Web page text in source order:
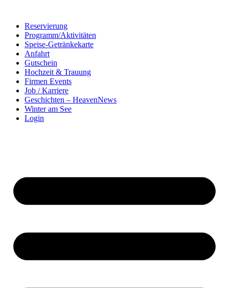
springenReservierung
Programm/Aktivitäten
Speise-Getränkekarte
Anfahrt
Gutschein
Hochzeit & Trauung
Firmen Events
Job / Karriere
Geschichten – HeavenNews
Winter am See
Login